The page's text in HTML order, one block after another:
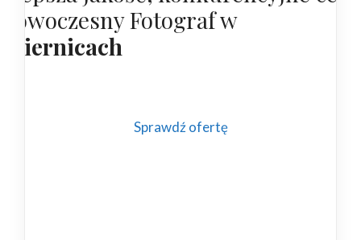
Fotograf w
Sprawdź ofertę